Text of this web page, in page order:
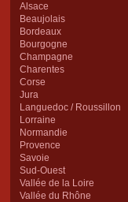
Alsace
Beaujolais
Bordeaux
Bourgogne
Champagne
Charentes
Corse
Jura
Languedoc / Roussillon
Lorraine
Normandie
Provence
Savoie
Sud-Ouest
Vallée de la Loire
Vallée du Rhône